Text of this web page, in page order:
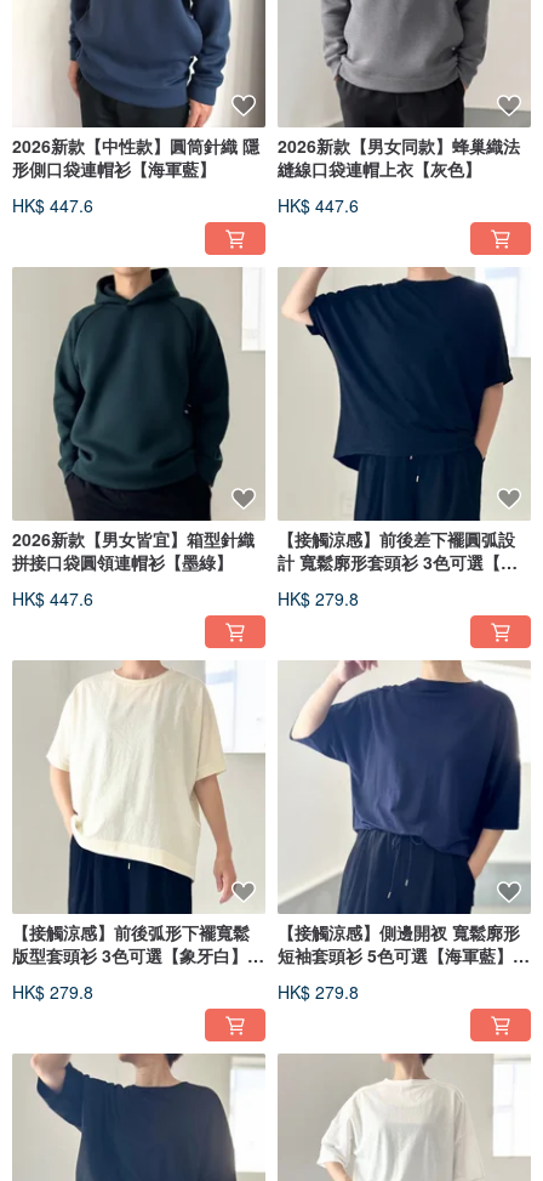
2026新款【中性款】圓筒針織 隱
形側口袋連帽衫【海軍藍】
HK$ 447.6
2026新款【男女同款】蜂巢織法
縫線口袋連帽上衣【灰色】
HK$ 447.6
2026新款【男女皆宜】箱型針織
拼接口袋圓領連帽衫【墨綠】
HK$ 447.6
【接觸涼感】前後差下襬圓弧設
計 寬鬆廓形套頭衫 3色可選【黑
HK$ 279.8
【接觸涼感】前後弧形下襬寬鬆
版型套頭衫 3色可選【象牙白】
HK$ 279.8
【接觸涼感】側邊開衩 寬鬆廓形
短袖套頭衫 5色可選【海軍藍】
HK$ 279.8